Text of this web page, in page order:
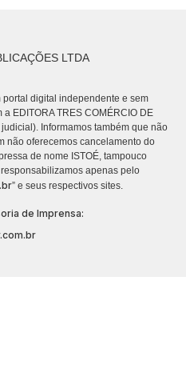
LTDA
portal digital independente e sem
EDITORA TRES COMÉRCIO DE
Informamos também que não
não oferecemos cancelamento do
de nome ISTOÉ, tampouco
apenas pelo
” e seus respectivos sites.
de Imprensa: